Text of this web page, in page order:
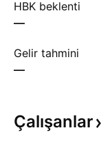
HBK beklenti
—
Gelir tahmini
—
Çalışanlar